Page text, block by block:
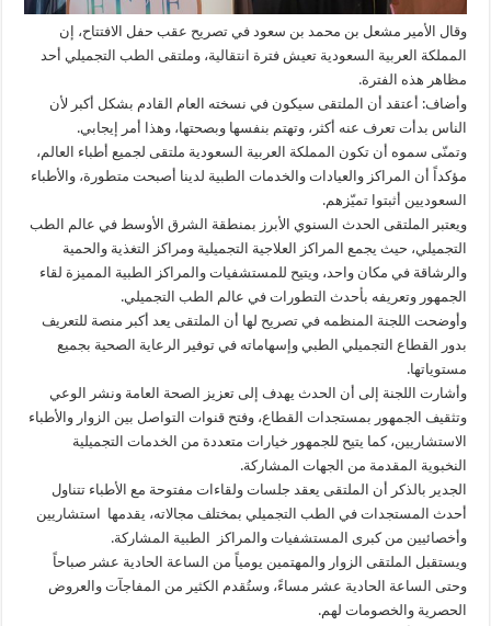
وقال الأمير مشعل بن محمد بن سعود في تصريح عقب حفل الافتتاح، إن
المملكة العربية السعودية تعيش فترة انتقالية، وملتقى الطب التجميلي أحد
مظاهر هذه الفترة.
وأضاف: أعتقد أن الملتقى سيكون في نسخته العام القادم بشكل أكبر لأن
الناس بدأت تعرف عنه أكثر، وتهتم بنفسها وبصحتها، وهذا أمر إيجابي.
وتمنّى سموه أن تكون المملكة العربية السعودية ملتقى لجميع أطباء العالم،
مؤكداً أن المراكز والعيادات والخدمات الطبية لدينا أصبحت متطورة، والأطباء
السعوديين أثبتوا تميّزهم.
ويعتبر الملتقى الحدث السنوي الأبرز بمنطقة الشرق الأوسط في عالم الطب
التجميلي، حيث يجمع المراكز العلاجية التجميلية ومراكز التغذية والحمية
والرشاقة في مكان واحد، ويتيح للمستشفيات والمراكز الطبية المميزة لقاء
الجمهور وتعريفه بأحدث التطورات في عالم الطب التجميلي.
وأوضحت اللجنة المنظمه في تصريح لها أن الملتقى يعد أكبر منصة للتعريف
بدور القطاع التجميلي الطبي وإسهاماته في توفير الرعاية الصحية بجميع
مستوياتها.
وأشارت اللجنة إلى أن الحدث يهدف إلى تعزيز الصحة العامة ونشر الوعي
وتثقيف الجمهور بمستجدات القطاع، وفتح قنوات التواصل بين الزوار والأطباء
الاستشاريين، كما يتيح للجمهور خيارات متعددة من الخدمات التجميلية
النخبوية المقدمة من الجهات المشاركة.
الجدير بالذكر أن الملتقى يعقد جلسات ولقاءات مفتوحة مع الأطباء تتناول
أحدث المستجدات في الطب التجميلي بمختلف مجالاته، يقدمها استشاريين
وأخصائيين من كبرى المستشفيات والمراكز الطبية المشاركة.
ويستقبل الملتقى الزوار والمهتمين يومياً من الساعة الحادية عشر صباحاً
وحتى الساعة الحادية عشر مساءً، وستُقدم الكثير من المفاجآت والعروض
الحصرية والخصومات لهم.